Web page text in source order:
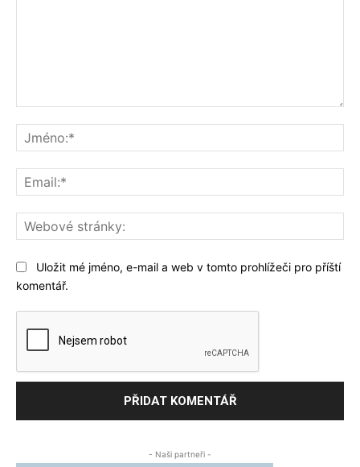
Uložit mé jméno, e-mail a web v tomto prohlížeči pro příští
komentář.
- Naši partneři -